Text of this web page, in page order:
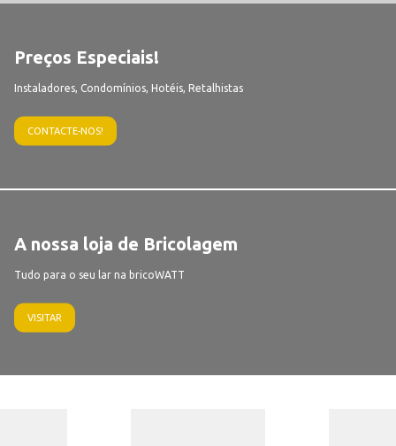
Preços Especiais!
Instaladores, Condomínios, Hotéis, Retalhistas
CONTACTE-NOS!
A nossa loja de Bricolagem
Tudo para o seu lar na bricoWATT
VISITAR